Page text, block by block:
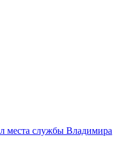
места службы Владимира